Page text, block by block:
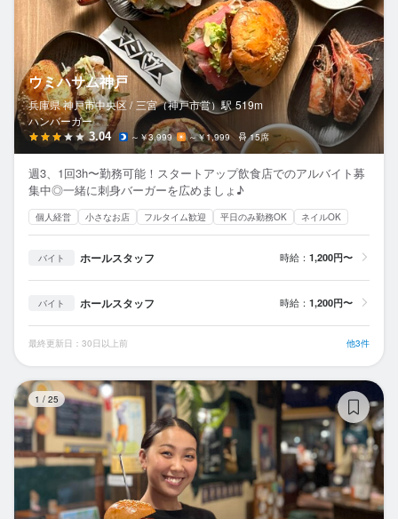
ウミハサム神戸
兵庫県 神戸市中央区 / 三宮（神戸市営）駅 519m
ハンバーガー
3.04 ～￥3,999 ～￥1,999 15席
週3、1回3h〜勤務可能！スタートアップ飲食店でのアルバイト募
集中◎一緒に刺身バーガーを広めましょ♪
個人経営 小さなお店 フルタイム歓迎 平日のみ勤務OK ネイルOK
バイト ホールスタッフ 時給： 1,200円〜
バイト ホールスタッフ 時給： 1,200円〜
最終更新日：30日以上前 他3件
1 / 25